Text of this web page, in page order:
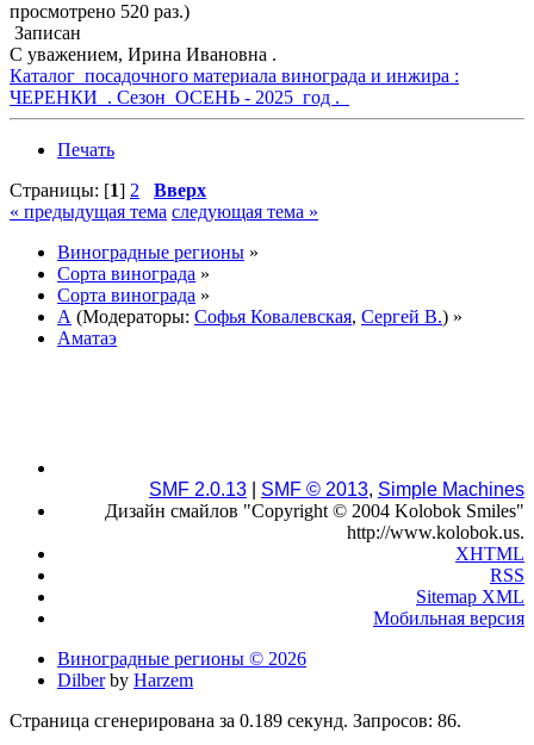
просмотрено 520 раз.)
Записан
С уважением, Ирина Ивановна .
Каталог посадочного материала винограда и инжира :
ЧЕРЕНКИ . Сезон ОСЕНЬ - 2025 год .
Печать
Страницы: [1] 2
Вверх
« предыдущая тема следующая тема »
Виноградные регионы »
Сорта винограда »
Сорта винограда »
А (Модераторы: Софья Ковалевская, Сергей В.) »
Аматаэ
SMF 2.0.13 SMF © 2013, Simple Machines
Дизайн смайлов "Copyright © 2004 Kolobok Smiles"
http://www.kolobok.us.
XHTML
RSS
Sitemap XML
Мобильная версия
Виноградные регионы © 2026
Dilberby Harzem
Страница сгенерирована за 0.189 секунд. Запросов: 86.